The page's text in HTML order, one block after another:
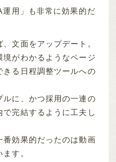
運用」も非常に効果的だ
文面をアップデート。
がわかるようなページ
る日程調整ツールへの
に、かつ採用の一連の
完結するように工夫し
番効果的だったのは動画
す。